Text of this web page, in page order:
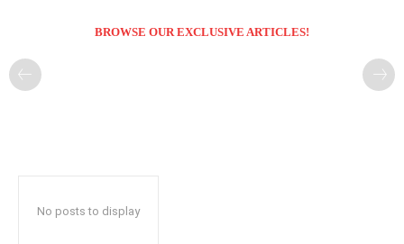
BROWSE OUR EXCLUSIVE ARTICLES!
No posts to display